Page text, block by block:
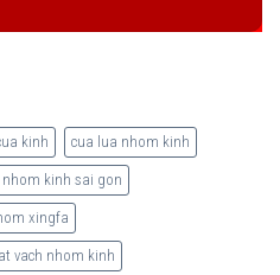
kinh cua lua nhom kinh
kinh sai gon
xingfa
vach nhom kinh